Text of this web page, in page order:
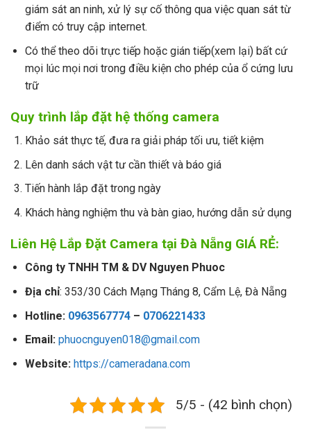
giám sát an ninh, xử lý sự cố thông qua việc quan sát từ
điểm có truy cập internet.
Có thể theo dõi trực tiếp hoặc gián tiếp(xem lại) bất cứ
mọi lúc mọi nơi trong điều kiện cho phép của ổ cứng lưu
trữ
Quy trình lắp đặt hệ thống camera
Khảo sát thực tế, đưa ra giải pháp tối ưu, tiết kiệm
Lên danh sách vật tư cần thiết và báo giá
Tiến hành lắp đặt trong ngày
Khách hàng nghiệm thu và bàn giao, hướng dẫn sử dụng
Liên Hệ Lắp Đặt Camera tại Đà Nẵng GIÁ RẺ:
Công ty TNHH TM & DV Nguyen Phuoc
Địa chỉ: 353/30 Cách Mạng Tháng 8, Cẩm Lệ, Đà Nẵng
Hotline: 0963567774– 0706221433
Email: phuocnguyen018@gmail.com
Website: https://cameradana.com
5/5 - (42 bình chọn)